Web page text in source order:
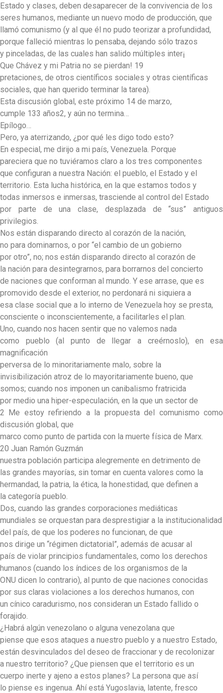
Estado y clases, deben desaparecer de la convivencia de los
seres humanos, mediante un nuevo modo de producción, que
llamó comunismo (y al que él no pudo teorizar a profundidad,
porque falleció mientras lo pensaba, dejando sólo trazos
y pinceladas, de las cuales han salido múltiples inter¡
Que Chávez y mi Patria no se pierdan! 19
pretaciones, de otros científicos sociales y otras científicas
sociales, que han querido terminar la tarea).
Esta discusión global, este próximo 14 de marzo,
cumple 133 años2, y aún no termina…
Epílogo…
Pero, ya aterrizando, ¿por qué les digo todo esto?
En especial, me dirijo a mi país, Venezuela. Porque
pareciera que no tuviéramos claro a los tres componentes
que configuran a nuestra Nación: el pueblo, el Estado y el
territorio. Esta lucha histórica, en la que estamos todos y
todas inmersos e inmersas, trasciende al control del Estado
por parte de una clase, desplazada de “sus” antiguos
privilegios.
Nos están disparando directo al corazón de la nación,
no para dominarnos, o por “el cambio de un gobierno
por otro”, no; nos están disparando directo al corazón de
la nación para desintegrarnos, para borrarnos del concierto
de naciones que conforman al mundo. Y ese arrase, que es
promovido desde el exterior, no perdonará ni siquiera a
esa clase social que a lo interno de Venezuela hoy se presta,
consciente o inconscientemente, a facilitarles el plan.
Uno, cuando nos hacen sentir que no valemos nada
como pueblo (al punto de llegar a creérnoslo), en esa
magnificación
perversa de lo minoritariamente malo, sobre la
invisibilización atroz de lo mayoritariamente bueno, que
somos; cuando nos imponen un canibalismo fratricida
por medio una hiper-especulación, en la que un sector de
2 Me estoy refiriendo a la propuesta del comunismo como
discusión global, que
marco como punto de partida con la muerte física de Marx.
20 Juan Ramón Guzmán
nuestra población participa alegremente en detrimento de
las grandes mayorías, sin tomar en cuenta valores como la
hermandad, la patria, la ética, la honestidad, que definen a
la categoría pueblo.
Dos, cuando las grandes corporaciones mediáticas
mundiales se orquestan para desprestigiar a la institucionalidad
del país, de que los poderes no funcionan, de que
nos dirige un “régimen dictatorial”, además de acusar al
país de violar principios fundamentales, como los derechos
humanos (cuando los índices de los organismos de la
ONU dicen lo contrario), al punto de que naciones conocidas
por sus claras violaciones a los derechos humanos, con
un cínico caradurismo, nos consideran un Estado fallido o
forajido.
¿Habrá algún venezolano o alguna venezolana que
piense que esos ataques a nuestro pueblo y a nuestro Estado,
están desvinculados del deseo de fraccionar y de recolonizar
a nuestro territorio? ¿Que piensen que el territorio es un
cuerpo inerte y ajeno a estos planes? La persona que así
lo piense es ingenua. Ahí está Yugoslavia, latente, fresco